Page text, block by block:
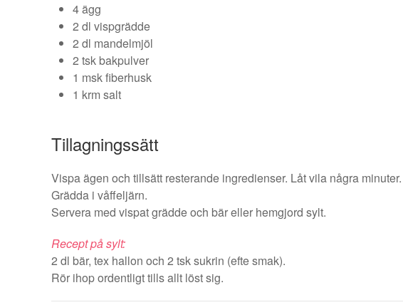
4 ägg
2 dl vispgrädde
2 dl mandelmjöl
2 tsk bakpulver
1 msk fiberhusk
1 krm salt
Tillagningssätt
Vispa ägen och tillsätt resterande ingredienser. Låt vila några minuter.
Grädda i våffeljärn.
Servera med vispat grädde och bär eller hemgjord sylt.
Recept på sylt:
2 dl bär, tex hallon och 2 tsk sukrin (efte smak).
Rör ihop ordentligt tills allt löst sig.